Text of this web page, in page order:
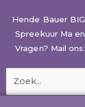
naar
inhoud
Hende Bauer
Spreekuur Ma en
Vragen? Mail
naar: